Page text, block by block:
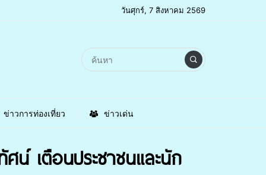
วันศุกร์, 7 สิงหาคม 2569
ข่าวการท่องเที่ยว ข่าวเด่น
น์ เตือนประชาชนและนัก